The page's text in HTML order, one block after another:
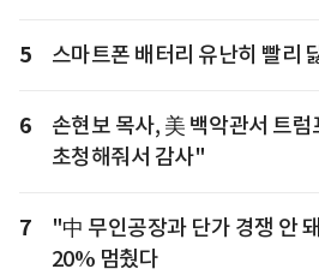
5 스마트폰 배터리 유난히 빨리
6
손현보 목사, 美 백악관서 트
초청해줘서 감사"
7
"中 무인공장과 단가 경쟁 안
20% 멈췄다